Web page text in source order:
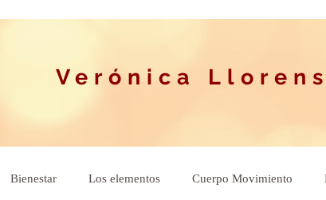
Verónica Llorens
Bienestar Los elementos Cuerpo Movimiento